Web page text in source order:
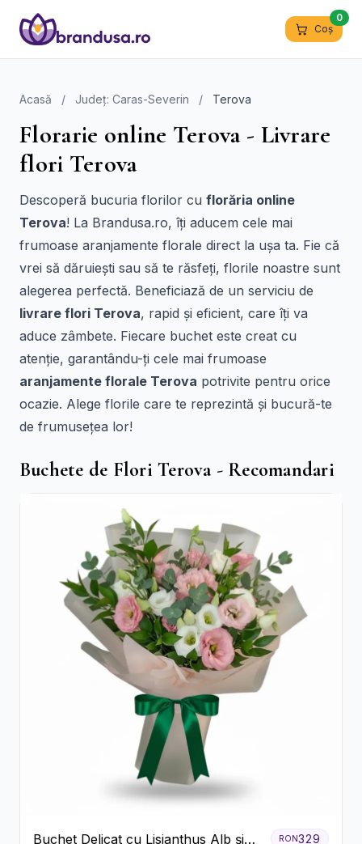
Coș
0
Acasă / Județ: Caras-Severin / Terova
Florarie online Terova - Livrare
flori Terova
Descoperă bucuria florilor cu florăria online
Terova! La Brandusa.ro, îți aducem cele mai
frumoase aranjamente florale direct la ușa ta. Fie că
vrei să dăruiești sau să te răsfeți, florile noastre sunt
alegerea perfectă. Beneficiază de un serviciu de
livrare flori Terova, rapid și eficient, care îți va
aduce zâmbete. Fiecare buchet este creat cu
atenție, garantându-ți cele mai frumoase
aranjamente florale Terova potrivite pentru orice
ocazie. Alege florile care te reprezintă și bucură-te
de frumusețea lor!
Buchete de Flori Terova - Recomandari
Buchet Delicat cu Lisianthus Alb și
RON329